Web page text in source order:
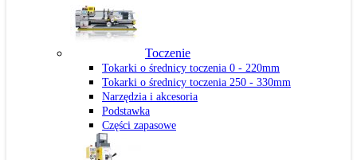
Toczenie
Tokarki o średnicy toczenia 0 - 220mm
Tokarki o średnicy toczenia 250 - 330mm
Narzędzia i akcesoria
Podstawka
Części zapasowe